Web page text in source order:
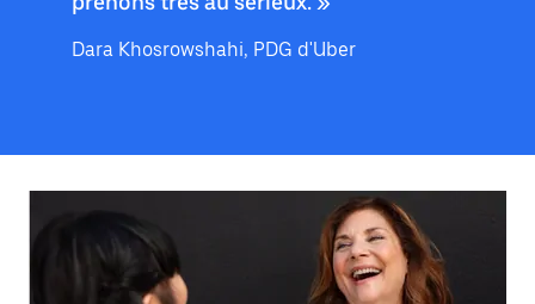
Dara Khosrowshahi, PDG d'Uber